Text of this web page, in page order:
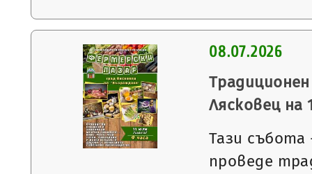
08.07.2026
Лясковец на
Тази събота
проведе